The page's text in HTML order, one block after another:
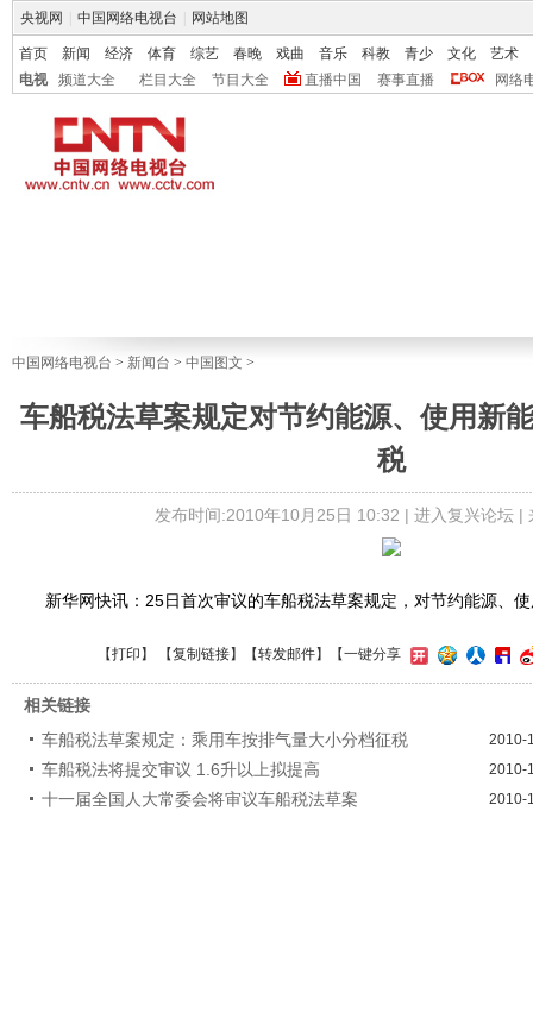
央视网 中国网络电视台 网站地图
首页 新闻 经济 体育 综艺 春晚 戏曲 音乐 科教 青少 文化
艺术
电视
频道大全 栏目大全 节目大全 直播中国 赛事直播 网络
中国网络电视台 > 新闻台 > 中国图文 >
车船税法草案规定对节约能源、使用新
税
发布时间:2010年10月25日 10:32 | 进入复兴论坛|
新华网快讯：25日首次审议的车船税法草案规定，对节约能源、
【打印 】 【复制链接】【转发邮件】 【一键分享
相关链接
车船税法草案规定：乘用车按排气量大小分档征税
2010-
车船税法将提交审议 1.6升以上拟提高 2010-
十一届全国人大常委会将审议车船税法草案 2010-